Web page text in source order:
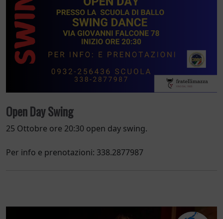
Open Day Swing
25 Ottobre ore 20:30 open day swing.
Per info e prenotazioni: 338.2877987